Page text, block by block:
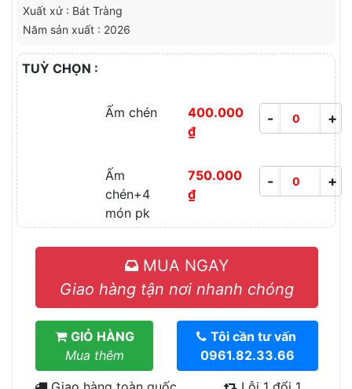
Xuất xứ : Bát Tràng
Năm sản xuất : 2026
TUỲ CHỌN :
Ấm chén
400.000
₫
- +
Ấm
chén+4
món pk
750.000
₫
- +
MUA NGAY
Giao hàng tận nơi nhanh chóng
GIỎ HÀNG
Mua thêm
Tôi cần tư vấn
0961.82.33.66